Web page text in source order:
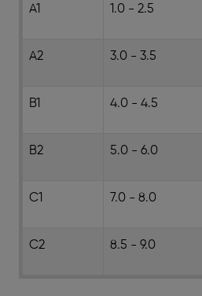
A1 1.0 - 2.5
A2 3.0 - 3.5
B1 4.0 - 4.5
B2 5.0 - 6.0
C1 7.0 - 8.0
C2 8.5 - 9.0